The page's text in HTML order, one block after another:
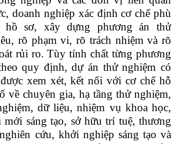
doanh nghiệp xác định cơ chế phù
hồ sơ, xây dựng phương án thử
rõ phạm vi, rõ trách nhiệm và rõ
rủi ro. Tùy tính chất từng phương
quy định, dự án thử nghiệm có
xem xét, kết nối với cơ chế hỗ
về chuyên gia, hạ tầng thử nghiệm,
dữ liệu, nhiệm vụ khoa học,
mới sáng tạo, sở hữu trí tuệ, thương
cứu, khởi nghiệp sáng tạo và